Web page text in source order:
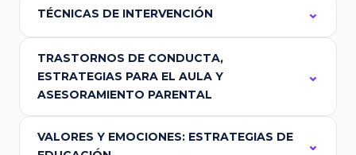
TÉCNICAS DE INTERVENCIÓN
TRASTORNOS DE CONDUCTA,
ESTRATEGIAS PARA EL AULA Y
ASESORAMIENTO PARENTAL
VALORES Y EMOCIONES: ESTRATEGIAS DE